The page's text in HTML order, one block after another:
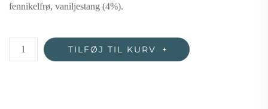
fennikelfrø, vaniljestang (4%).
Vanilla
TILFØJ TIL KURV